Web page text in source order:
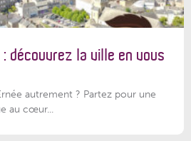
: découvrez la ville en vous
autrement ? Partez pour une
au cœur...